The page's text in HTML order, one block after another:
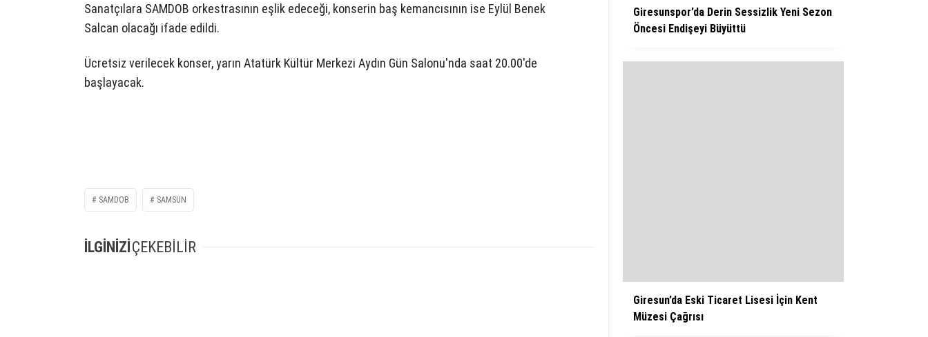
Sanatçılara SAMDOB orkestrasının eşlik edeceği, konserin baş kemancısının ise Eylül Benek
Salcan olacağı ifade edildi.
Ücretsiz verilecek konser, yarın Atatürk Kültür Merkezi Aydın Gün Salonu'nda saat 20.00'de
başlayacak.
SAMDOB SAMSUN
İLGİNİZİ ÇEKEBİLİR
Giresunspor’da Derin Sessizlik Yeni Sezon
Öncesi Endişeyi Büyüttü
Giresun’da Eski Ticaret Lisesi İçin Kent
Müzesi Çağrısı